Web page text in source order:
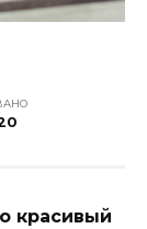
красивый